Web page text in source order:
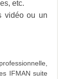
etc.
vidéo ou un
IFMAN suite